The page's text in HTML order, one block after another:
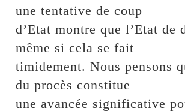
une tentative de coup
d’Etat montre que l’Etat de
même si cela se fait
timidement. Nous pensons
du procès constitue
une avancée significative